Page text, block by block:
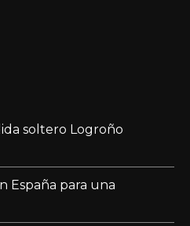
soltero Logroño
España para una